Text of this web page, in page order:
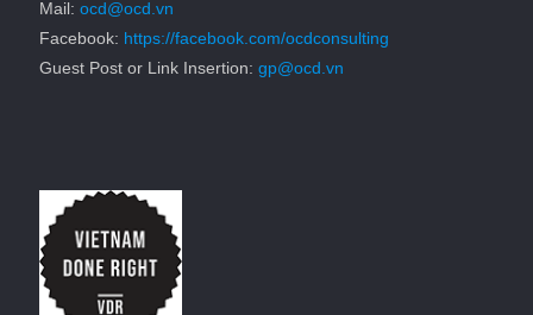
Mail: ocd@ocd.vn
Facebook: https://facebook.com/ocdconsulting
Guest Post or Link Insertion: gp@ocd.vn